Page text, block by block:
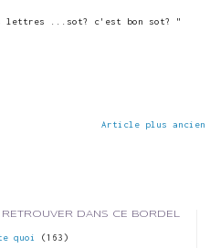
lettres ...sot? c'est bon sot? "
Article plus ancien
RETROUVER DANS CE BORDEL
quoi
(163)